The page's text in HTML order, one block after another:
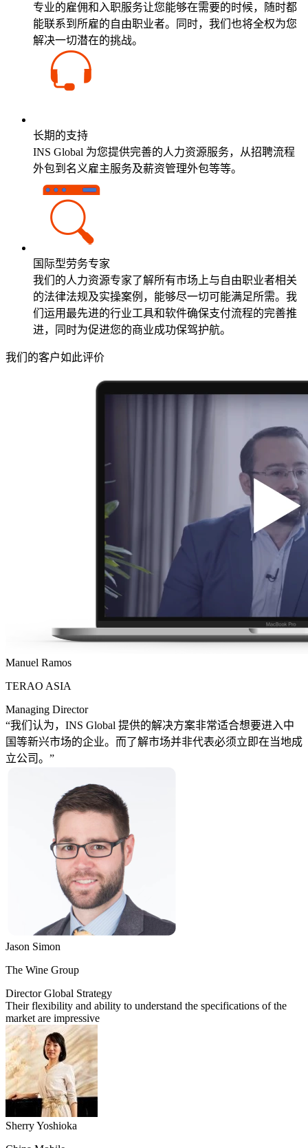
专业的雇佣和入职服务让您能够在需要的时候，随时都
能联系到所雇的自由职业者。同时，我们也将全权为您
解决一切潜在的挑战。
长期的支持
INS Global 为您提供完善的人力资源服务，从招聘流程
外包到名义雇主服务及薪资管理外包等等。
国际型劳务专家
我们的人力资源专家了解所有市场上与自由职业者相关
的法律法规及实操案例，能够尽一切可能满足所需。我
们运用最先进的行业工具和软件确保支付流程的完善推
进，同时为促进您的商业成功保驾护航。
我们的客户如此评价
Manuel Ramos
TERAO ASIA
Managing Director
“我们认为，INS Global 提供的解决方案非常适合想要进入中
国等新兴市场的企业。而了解市场并非代表必须立即在当地成
立公司。”
Jason Simon
The Wine Group
Director Global Strategy​
Their flexibility and ability to understand the specifications of the
market are impressive
Sherry Yoshioka